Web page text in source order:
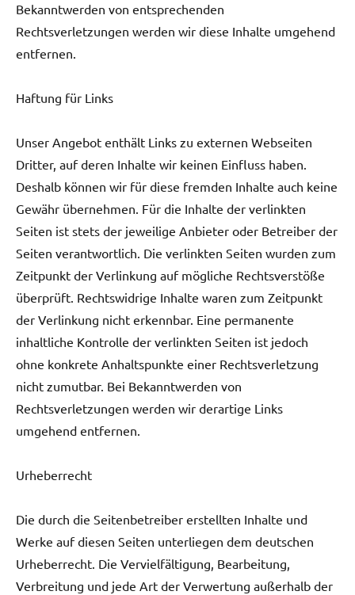
Bekanntwerden von entsprechenden
Rechtsverletzungen werden wir diese Inhalte umgehend
entfernen.
Haftung für Links
Unser Angebot enthält Links zu externen Webseiten
Dritter, auf deren Inhalte wir keinen Einfluss haben.
Deshalb können wir für diese fremden Inhalte auch keine
Gewähr übernehmen. Für die Inhalte der verlinkten
Seiten ist stets der jeweilige Anbieter oder Betreiber der
Seiten verantwortlich. Die verlinkten Seiten wurden zum
Zeitpunkt der Verlinkung auf mögliche Rechtsverstöße
überprüft. Rechtswidrige Inhalte waren zum Zeitpunkt
der Verlinkung nicht erkennbar. Eine permanente
inhaltliche Kontrolle der verlinkten Seiten ist jedoch
ohne konkrete Anhaltspunkte einer Rechtsverletzung
nicht zumutbar. Bei Bekanntwerden von
Rechtsverletzungen werden wir derartige Links
umgehend entfernen.
Urheberrecht
Die durch die Seitenbetreiber erstellten Inhalte und
Werke auf diesen Seiten unterliegen dem deutschen
Urheberrecht. Die Vervielfältigung, Bearbeitung,
Verbreitung und jede Art der Verwertung außerhalb der